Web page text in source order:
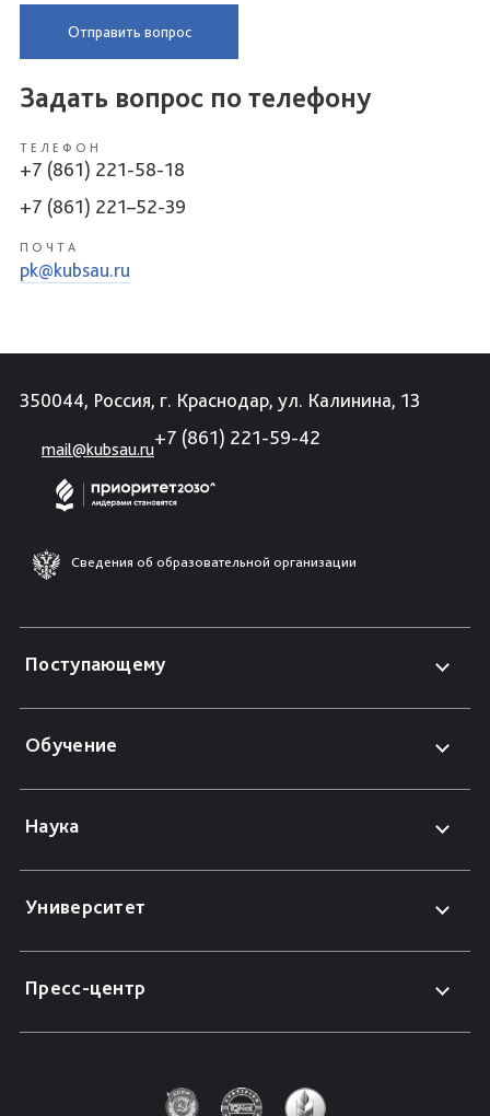
Отправить вопрос
Задать вопрос по телефону
ТЕЛЕФОН
+7 (861) 221-58-18
+7 (861) 221–52-39
ПОЧТА
pk@kubsau.ru
350044, Россия, г. Краснодар, ул. Калинина, 13
mail@kubsau.ru
+7 (861) 221-59-42
Сведения об образовательной организации
Поступающему
Обучение
Наука
Университет
Пресс-центр